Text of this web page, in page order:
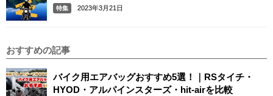
特集 2023年3月21日
おすすめの記事
バイク用エアバッグおすすめ5選！｜RSタイチ・
HYOD・アルパインスターズ・hit-airを比較